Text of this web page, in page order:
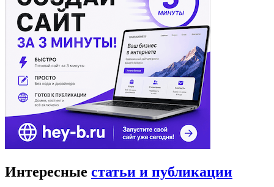
Интересные статьи и публикации